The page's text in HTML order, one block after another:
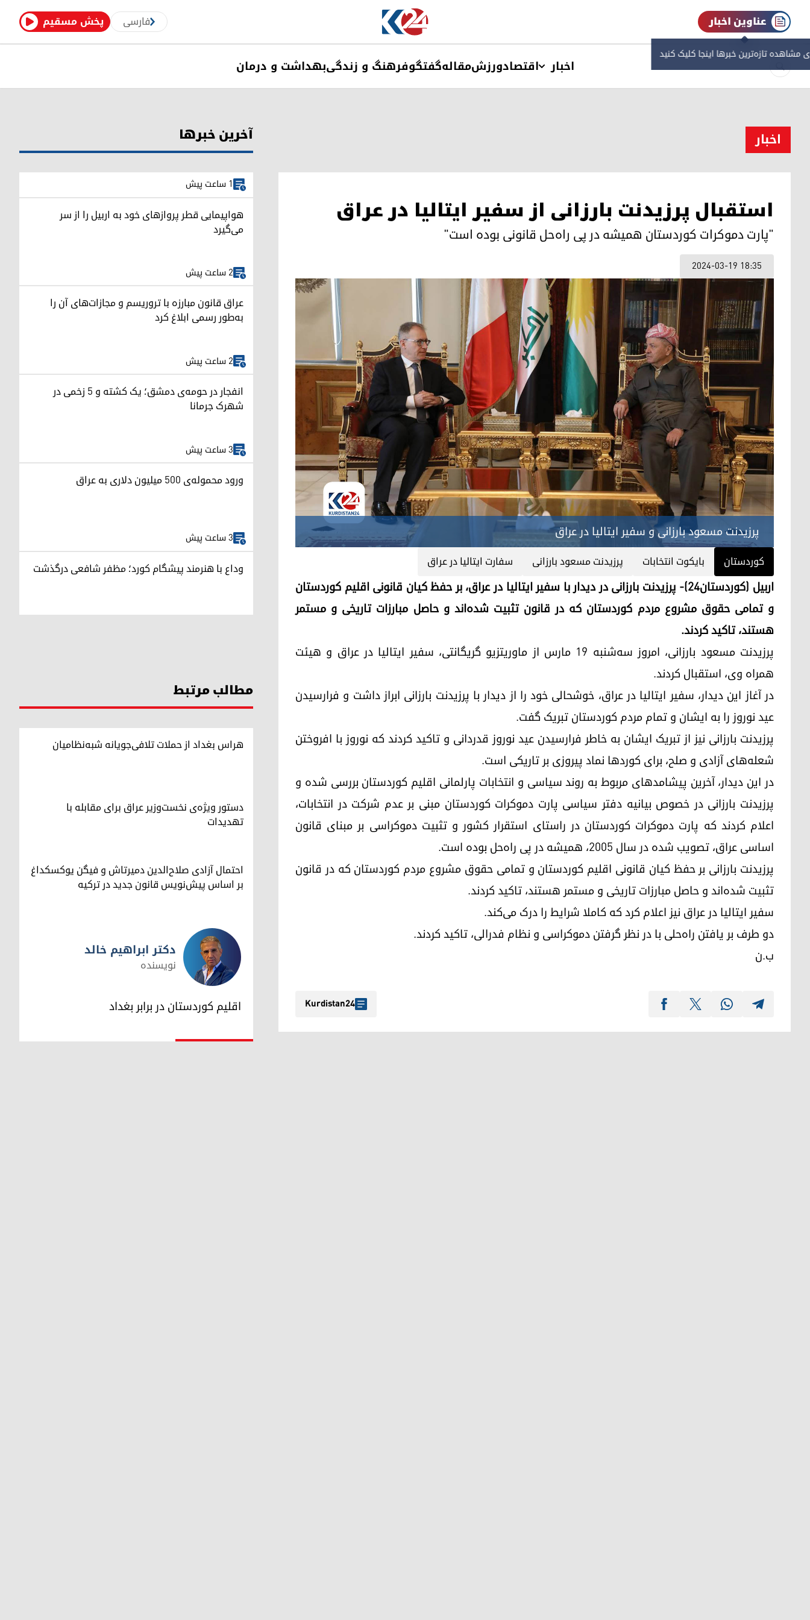
پخش مسقیم فارسی عناوین اخبار
مشاهده‌ تازه‌ترین خبرها اینجا کلیک کنید
اخبار اقتصادورزشمقالهگفتگوفرهنگ و زندگیبهداشت و درمان
اخبار
استقبال پرزیدنت بارزانی از سفیر ایتالیا در عراق
"پارت دموکرات کوردستان همیشه در پی راه‌حل قانونی بوده است"
2024-03-19 18:35
پرزیدنت مسعود بارزانی و سفیر ایتالیا در عراق
کوردستان بایکوت انتخابات پرزیدنت مسعود بارزانی سفارت ایتالیا در عراق
اربیل (کوردستان٢٤)- پرزیدنت بارزانی در دیدار با سفیر ایتالیا در عراق، بر حفظ کیان قانونی اقلیم کوردستان
و تمامی حقوق مشروع مردم کوردستان که در قانون تثبیت شده‌اند و حاصل مبارزات تاریخی و مستمر
هستند، تاکید کردند.
پرزیدنت مسعود بارزانی، امروز سه‌شنبه ١٩ مارس از ماوریتزیو گریگانتی، سفیر ایتالیا در عراق و هیئت
همراه وی، استقبال کردند.
در آغاز این دیدار، سفیر ایتالیا در عراق، خوشحالی خود را از دیدار با پرزیدنت بارزانی ابراز داشت و فرارسیدن
عید نوروز را به ایشان و تمام مردم کوردستان تبریک گفت.
پرزیدنت بارزانی نیز از تبریک ایشان به خاطر فرارسیدن عید نوروز قدردانی و تاکید کردند که نوروز با افروختن
شعله‌های آزادی و صلح، برای کوردها نماد پیروزی بر تاریکی است.
در این دیدار، آخرین پیشامدهای مربوط به روند سیاسی و انتخابات پارلمانی اقلیم کوردستان بررسی شده و
پرزیدنت بارزانی در خصوص بیانیه دفتر سیاسی پارت دموکرات کوردستان مبنی بر عدم شرکت در انتخابات،
اعلام کردند که پارت دموکرات کوردستان در راستای استقرار کشور و تثبیت دموکراسی بر مبنای قانون
اساسی عراق، تصویب شده در سال ٢٠٠٥، همیشه در پی راه‌حل بوده است.
پرزیدنت بارزانی بر حفظ کیان قانونی اقلیم کوردستان و تمامی حقوق مشروع مردم کوردستان که در قانون
تثبیت شده‌اند و حاصل مبارزات تاریخی و مستمر هستند، تاکید کردند.
سفیر ایتالیا در عراق نیز اعلام کرد که کاملا شرایط را درک می‌کند.
دو طرف بر یافتن راه‌حلی با در نظر گرفتن دموکراسی و نظام فدرالی، تاکید کردند.
ب.ن
Kurdistan24
آخرین خبرها
1 ساعت پیش
هواپیمایی قطر پروازهای خود به اربیل را از سر
می‌گیرد
2 ساعت پیش
عراق قانون مبارزه با تروریسم و مجازات‌های آن را
به‌طور رسمی ابلاغ کرد
2 ساعت پیش
انفجار در حومه‌ی دمشق؛ یک کشته و ۵ زخمی در
شهرک جرمانا
3 ساعت پیش
ورود محموله‌ی ۵۰۰ میلیون دلاری به عراق
3 ساعت پیش
وداع با هنرمند پیشگام کورد؛ مظفر شافعی درگذشت
مطالب مرتبط
هراس بغداد از حملات تلافی‌جویانه شبه‌نظامیان
دستور ویژه‌ی نخست‌وزیر عراق برای مقابله با
تهدیدات
احتمال آزادی صلاح‌الدین دمیرتاش و فیگن یوکسکداغ
بر اساس پیش‌نویس قانون جدید در ترکیه
دکتر ابراهیم خالد
دکتر ابراهیم خالد
نویسنده
اقلیم کوردستان در برابر بغداد